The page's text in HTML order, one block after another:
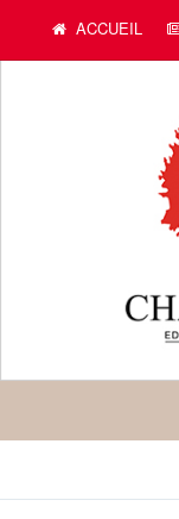
ACCUEIL